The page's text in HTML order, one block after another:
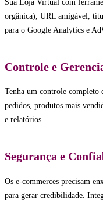
Sua Loja Virtual com
orgânica), URL amigável,
para o Google Analytics e
Controle e
Tenha um controle completo
pedidos, produtos mais
e relatórios.
Segurança e
Os e-commerces precisam
para gerar credibilidade.